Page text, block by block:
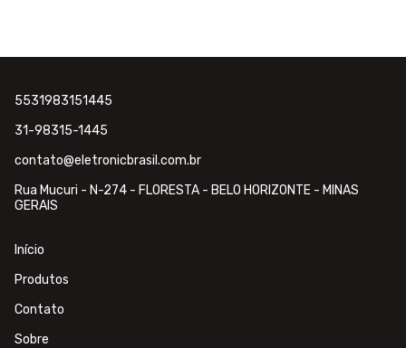
5531983151445
31-98315-1445
contato@eletronicbrasil.com.br
Rua Mucuri - N-274 - FLORESTA - BELO HORIZONTE - MINAS
GERAIS
Início
Produtos
Contato
Sobre